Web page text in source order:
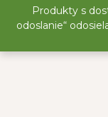
Produkty s
odoslanie“